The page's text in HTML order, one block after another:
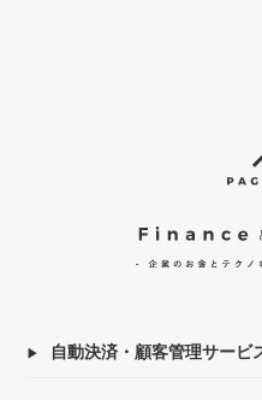
自動決済・顧客管理サービ